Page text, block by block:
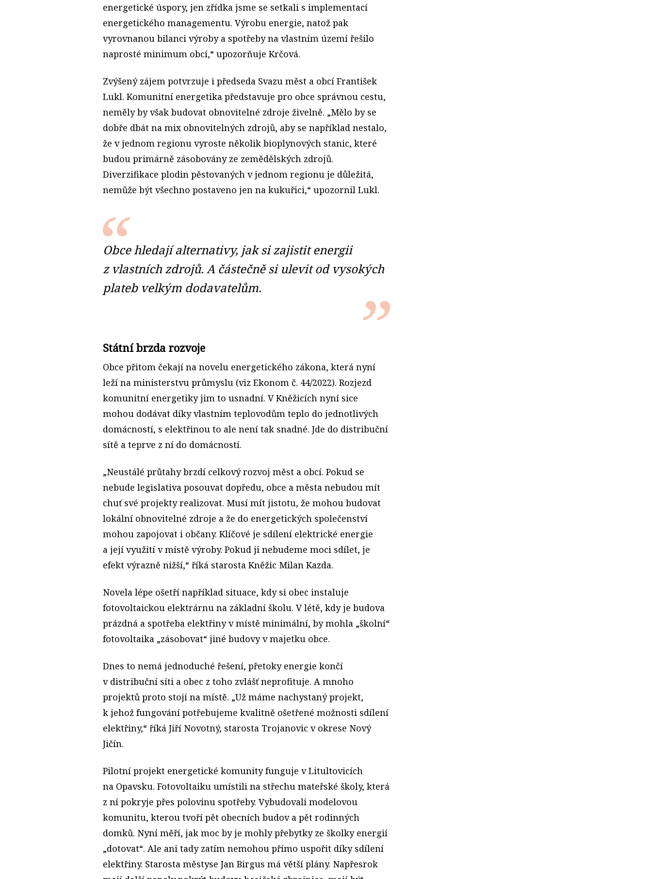
energetické úspory, jen zřídka jsme se setkali s implementací
energetického managementu. Výrobu energie, natož pak
vyrovnanou bilanci výroby a spotřeby na vlastním území řešilo
naprosté minimum obcí,“ upozorňuje Krčová.
Zvýšený zájem potvrzuje i předseda Svazu měst a obcí František
Lukl. Komunitní energetika představuje pro obce správnou cestu,
neměly by však budovat obnovitelné zdroje živelně. „Mělo by se
dobře dbát na mix obnovitelných zdrojů, aby se například nestalo,
že v jednom regionu vyroste několik bioplynových stanic, které
budou primárně zásobovány ze zemědělských zdrojů.
Diverzifikace plodin pěstovaných v jednom regionu je důležitá,
nemůže být všechno postaveno jen na kukuřici,“ upozornil Lukl.
Obce hledají alternativy, jak si zajistit energii
z vlastních zdrojů. A částečně si ulevit od vysokých
plateb velkým dodavatelům.
Státní brzda rozvoje
Obce přitom čekají na novelu ener­­­ge­tického zákona, která nyní
leží na mi­nisterstvu průmyslu (viz Ekonom č. 44/2022). Rozjezd
komunitní ener­getiky jim to usnadní. V Kněžicích nyní sice
mohou dodávat díky vlastním teplovodům teplo do jednotlivých
domácností, s elektřinou to ale není tak snadné. Jde do distribuční
sítě a teprve z ní do domácností.
„Neustálé průtahy brzdí celkový rozvoj měst a obcí. Pokud se
nebude legislativa posouvat dopředu, obce a města nebudou mít
chuť své projekty realizovat. Musí mít jistotu, že mohou budovat
lokální obnovitelné zdroje a že do energetických společenství
mohou zapojovat i občany. Klíčové je sdílení elektrické energie
a její využití v místě výroby. Pokud ji nebudeme moci sdílet, je
efekt výrazně nižší,“ říká starosta Kněžic Milan Kazda.
Novela lépe ošetří například situace, kdy si obec instaluje
fotovoltaickou elektrárnu na základní školu. V létě, kdy je budova
prázdná a spotřeba elektřiny v místě minimální, by mohla „školní“
fotovoltaika „zásobovat“ jiné budovy v majetku obce.
Dnes to nemá jednoduché řešení, přetoky energie končí
v distribuční síti a obec z toho zvlášť neprofituje. A mnoho
projektů proto stojí na místě. „Už máme nachystaný projekt,
k jehož fungování potřebujeme kvalitně ošetřené možnosti sdílení
elektřiny,“ říká Jiří Novotný, starosta Trojanovic v okrese Nový
Jičín.
Pilotní projekt energetické komunity funguje v Litultovicích
na Opavsku. Fotovoltaiku umístili na střechu mateřské školy, která
z ní pokryje přes polovinu spotřeby. Vybudovali modelovou
komunitu, kterou tvoří pět obecních budov a pět rodinných
domků. Nyní měří, jak moc by je mohly přebytky ze školky energií
„dotovat“. Ale ani tady zatím nemohou přímo uspořit díky sdílení
elektřiny. Starosta městyse Jan Birgus má větší plány. Napřesrok